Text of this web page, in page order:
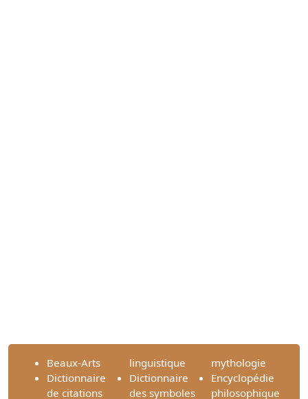
Beaux-Arts
Dictionnaire
de citations
linguistique
Dictionnaire
des symboles
mythologie
Encyclopédie
philosophique